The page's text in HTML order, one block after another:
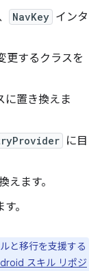
NavKey インタ
更するクラスを
に置き換えま
に目
えます。
。
と移行を支援する
スキル リポジ